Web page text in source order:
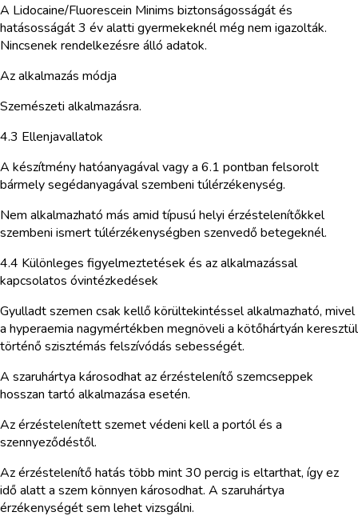
A Lidocaine/Fluorescein Minims biztonságosságát és
hatásosságát 3 év alatti gyermekeknél még nem igazolták.
Nincsenek rendelkezésre álló adatok.
Az alkalmazás módja
Szemészeti alkalmazásra.
4.3 Ellenjavallatok
A készítmény hatóanyagával vagy a 6.1 pontban felsorolt
bármely segédanyagával szembeni túlérzékenység.
Nem alkalmazható más amid típusú helyi érzéstelenítőkkel
szembeni ismert túlérzékenységben szenvedő betegeknél.
4.4 Különleges figyelmeztetések és az alkalmazással
kapcsolatos óvintézkedések
Gyulladt szemen csak kellő körültekintéssel alkalmazható, mivel
a hyperaemia nagymértékben megnöveli a kötőhártyán keresztül
történő szisztémás felszívódás sebességét.
A szaruhártya károsodhat az érzéstelenítő szemcseppek
hosszan tartó alkalmazása esetén.
Az érzéstelenített szemet védeni kell a portól és a
szennyeződéstől.
Az érzéstelenítő hatás több mint 30 percig is eltarthat, így ez
idő alatt a szem könnyen károsodhat. A szaruhártya
érzékenységét sem lehet vizsgálni.